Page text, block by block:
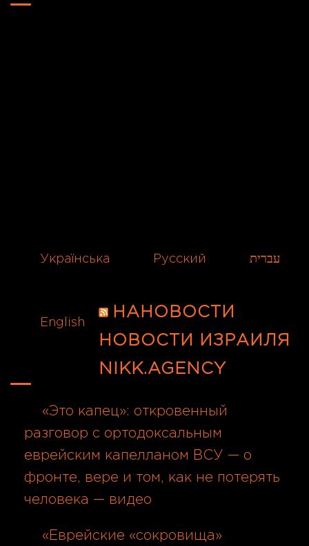
Українська Русский עברית
English
НАНОВОСТИ
НОВОСТИ ИЗРАИЛЯ
NIKK.AGENCY
«Это капец»: откровенный
разговор с ортодоксальным
еврейским капелланом ВСУ — о
фронте, вере и том, как не потерять
человека — видео
«Еврейские «сокровища»